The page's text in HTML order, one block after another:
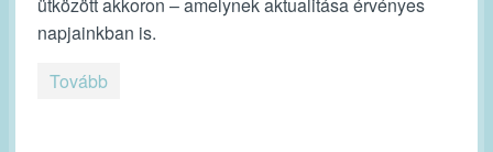
napjainkban is.
Tovább